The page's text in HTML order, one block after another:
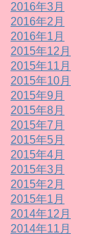
2016年3月
2016年2月
2016年1月
2015年12月
2015年11月
2015年10月
2015年9月
2015年8月
2015年7月
2015年5月
2015年4月
2015年3月
2015年2月
2015年1月
2014年12月
2014年11月